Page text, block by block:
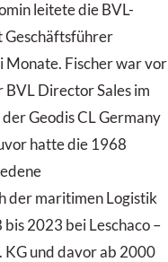
leitete die BVL-
Geschäftsführer
Fischer war vor
BVL Director Sales im
Geodis CL Germany
hatte die 1968
der maritimen Logistik
2023 bei Leschaco –
KG und davor ab 2000